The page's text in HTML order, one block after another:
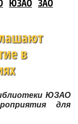
ЮЗАО ЗАО
в
ЮЗАО
для